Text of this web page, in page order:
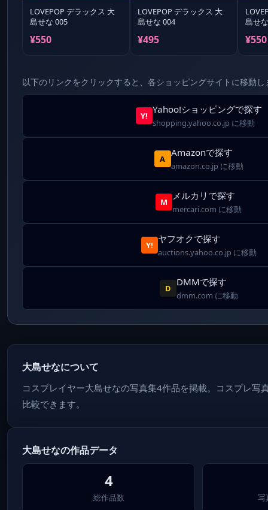
LOVEPOP デラックス 大
島せな 005
¥550
LOVEPOP デラックス 大
島せな 004
¥495
島せ
¥550
以下のリンクをクリックすると、各ショッピングサイトに移動し
Y!
Yahoo!ショッピングで探す
shopping.yahoo.co.jp に移動
A
Amazonで探す
amazon.co.jp に移動
M
メルカリで探す
mercari.com に移動
Y!
ヤフオクで探す
auctions.yahoo.co.jp に移動
D
DMMで探す
dmm.com に移動
大島せなについて
コスプレイヤー大島せなの写真集4作品を掲載。コスプレ写
比較できます。
大島せなの作品データ
4
総作品数 写